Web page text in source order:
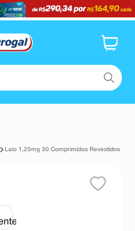
Laio 1,25mg 30 Comprimidos Revestidos